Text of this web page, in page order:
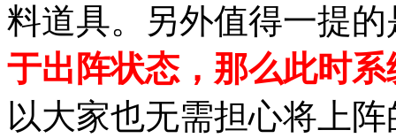
料道具。另外值得一提的
于出阵状态，那么此时
以大家也无需担心将上